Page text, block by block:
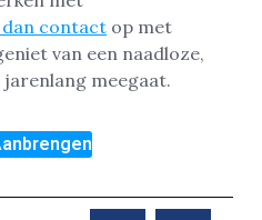
dan contact op met
van een naadloze,
meegaat.